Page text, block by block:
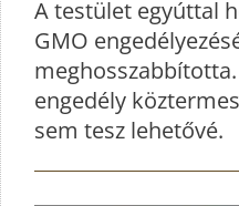
A testület egyúttal
GMO
engedély
sem tesz lehetővé.